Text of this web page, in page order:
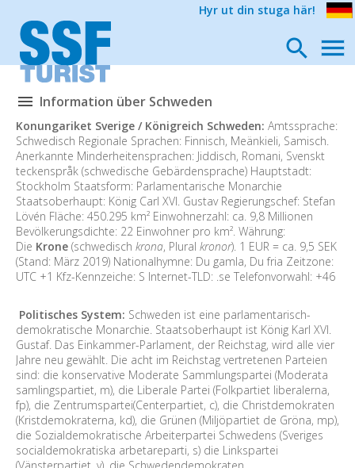
Hyr ut din stuga här!
Information über Schweden
Konungariket Sverige / Königreich Schweden: Amtssprache:
Schwedisch Regionale Sprachen: Finnisch, Meänkieli, Samisch.
Anerkannte Minderheitensprachen: Jiddisch, Romani, Svenskt
teckenspråk (schwedische Gebärdensprache) Hauptstadt:
Stockholm Staatsform: Parlamentarische Monarchie
Staatsoberhaupt: König Carl XVI. Gustav Regierungschef: Stefan
Lövén Fläche: 450.295 km² Einwohnerzahl: ca. 9,8 Millionen
Bevölkerungsdichte: 22 Einwohner pro km². Währung:
Die Krone (schwedisch krona, Plural kronor). 1 EUR = ca. 9,5 SEK
(Stand: März 2019) Nationalhymne: Du gamla, Du fria Zeitzone:
UTC +1 Kfz-Kennzeiche: S Internet-TLD: .se Telefonvorwahl: +46
Politisches System: Schweden ist eine parlamentarisch-
demokratische Monarchie. Staatsoberhaupt ist König Karl XVI.
Gustaf. Das Einkammer-Parlament, der Reichstag, wird alle vier
Jahre neu gewählt. Die acht im Reichstag vertretenen Parteien
sind: die konservative Moderate Sammlungspartei (Moderata
samlingspartiet, m), die Liberale Partei (Folkpartiet liberalerna,
fp), die Zentrumspartei(Centerpartiet, c), die Christdemokraten
(Kristdemokraterna, kd), die Grünen (Miljöpartiet de Gröna, mp),
die Sozialdemokratische Arbeiterpartei Schwedens (Sveriges
socialdemokratiska arbetareparti, s) die Linkspartei